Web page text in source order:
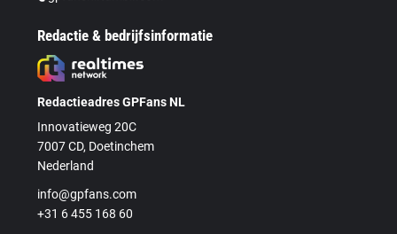
Redactie & bedrijfsinformatie
Redactieadres GPFans NL
Innovatieweg 20C
7007 CD, Doetinchem
Nederland
info@gpfans.com
+31 6 455 168 60